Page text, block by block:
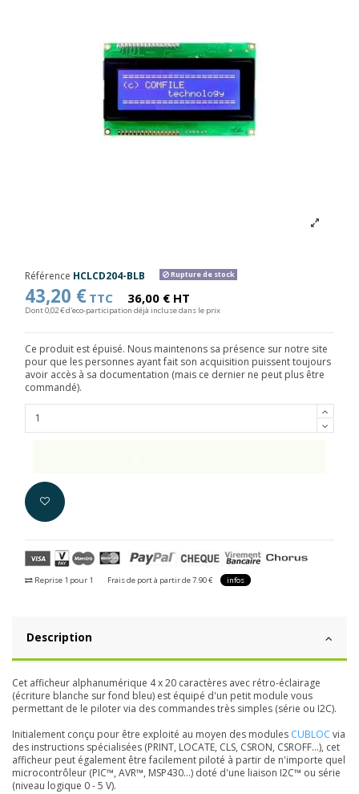
Référence HCLCD204-BLB Rupture de stock
43,20 € TTC 36,00 € HT
Dont 0,02 € d'eco-participation déjà incluse dans le prix
Ce produit est épuisé. Nous maintenons sa présence sur notre site
pour que les personnes ayant fait son acquisition puissent toujours
avoir accès à sa documentation (mais ce dernier ne peut plus être
commandé).
Reprise 1 pour 1 Frais de port à partir de 7.90 € infos
Description
Cet afficheur alphanumérique 4 x 20 caractères avec rétro-éclairage
(écriture blanche sur fond bleu) est équipé d'un petit module vous
permettant de le piloter via des commandes très simples (série ou I2C).
Initialement conçu pour être exploité au moyen des modules CUBLOC via
des instructions spécialisées (PRINT, LOCATE, CLS, CSRON, CSROFF...), cet
afficheur peut également être facilement piloté à partir de n'importe quel
microcontrôleur (PIC™, AVR™, MSP430...) doté d'une liaison I2C™ ou série
(niveau logique 0 - 5 V).